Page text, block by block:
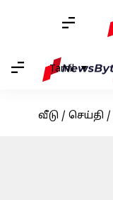
Tamil
வீடு / செய்தி /